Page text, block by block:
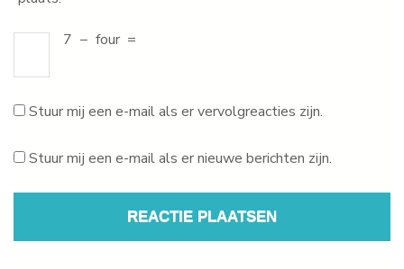
7 − four =
Stuur mij een e-mail als er vervolgreacties zijn.
Stuur mij een e-mail als er nieuwe berichten zijn.